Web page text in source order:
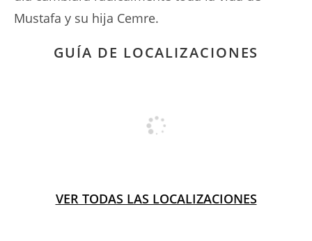
Mustafa y su hija Cemre.
GUÍA DE LOCALIZACIONES
VER TODAS LAS LOCALIZACIONES